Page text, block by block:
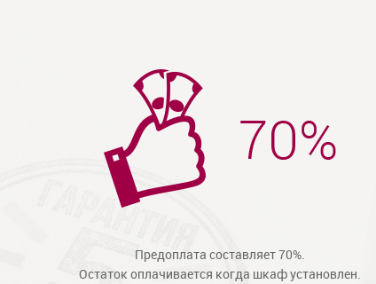
Предоплата составляет 70%.
Остаток оплачивается когда шкаф установлен.